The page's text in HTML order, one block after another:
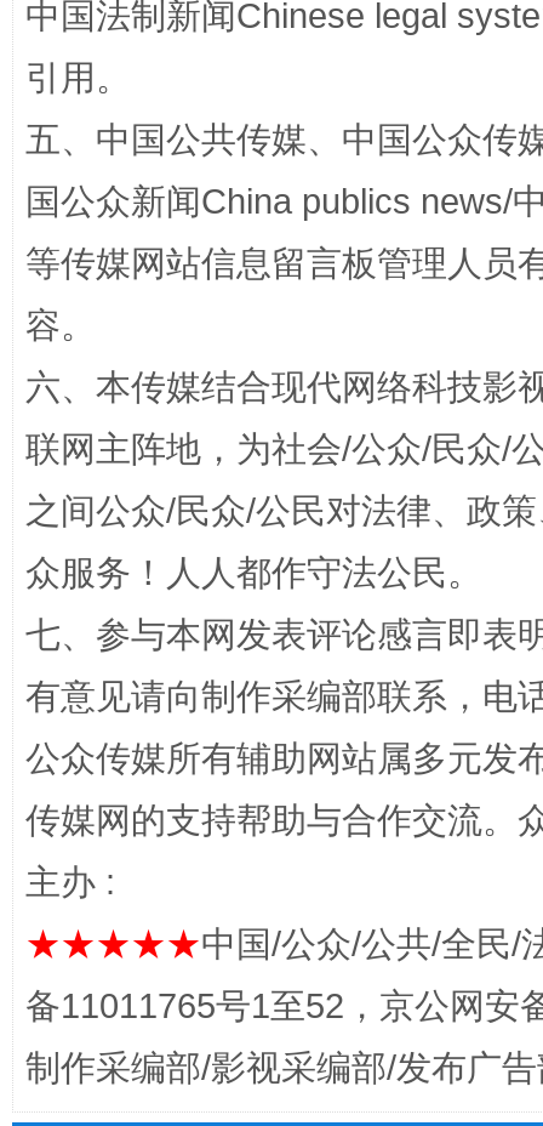
扯下公款旅游的“隐身衣” 如何以
完善运行机制助力责任有效落实
中国法制新闻Chinese legal
引用。
五、中国公共传媒、中国公众传
国公众新闻China publics news/
等传媒网站信息留言板管理人员
容。
六、本传媒结合现代网络科技影
联网主阵地，为社会/公众/民众/
之间公众/民众/公民对法律、政
众服务！人人都作守法公民。
七、参与本网发表评论感言即表
有意见请向制作采编部联系，电
公众传媒所有辅助网站属多元发
传媒网的支持帮助与合作交流。
主办 :
★★★★★中国/公众/公共/全民/
备11011765号1至52，京公网安
制作采编部/影视采编部/发布广